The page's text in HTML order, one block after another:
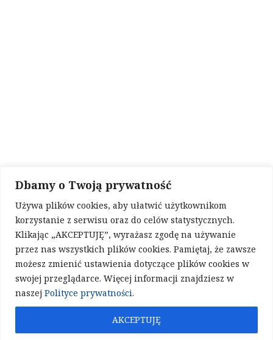
Dbamy o Twoją prywatność
Używa plików cookies, aby ułatwić użytkownikom
korzystanie z serwisu oraz do celów statystycznych.
Klikając „AKCEPTUJĘ”, wyrażasz zgodę na używanie
przez nas wszystkich plików cookies. Pamiętaj, że zawsze
możesz zmienić ustawienia dotyczące plików cookies w
swojej przeglądarce. Więcej informacji znajdziesz w
naszej Polityce prywatności.
AKCEPTUJĘ
F
a
c
e
b
o
I
n
s
t
a
g
naturania.pl - wszelkie prawa zastrzeżone. Nasza strona www
wykorzystuje pliki cookies.